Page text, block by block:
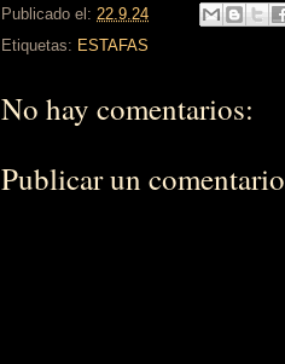
Publicado el: 22.9.24
Etiquetas: ESTAFAS
No hay comentarios:
Publicar un comentario